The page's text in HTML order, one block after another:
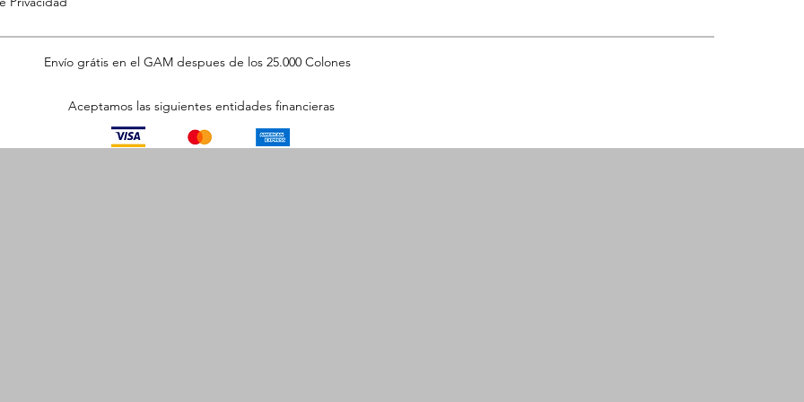
Envío grátis en el GAM despues de los 25.000 Colones
Aceptamos las siguientes entidades financieras